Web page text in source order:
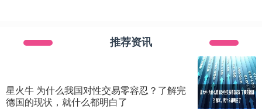
推荐资讯
星火牛 为什么我国对性交易零容忍？了解完
德国的现状，就什么都明白了